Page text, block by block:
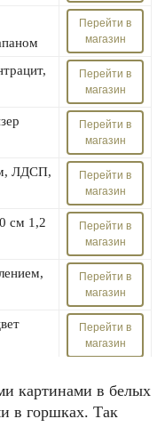
Перейти в
магазин
Перейти в
магазин
Перейти в
магазин
ЛДСП,
Перейти в
магазин
см 1,2
Перейти в
магазин
Перейти в
магазин
Перейти в
магазин
магазин
картинами в белых
в горшках. Так